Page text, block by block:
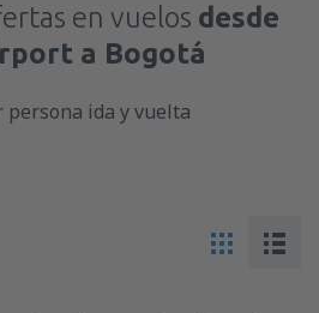
en vuelos desde
a Bogotá
persona ida y vuelta